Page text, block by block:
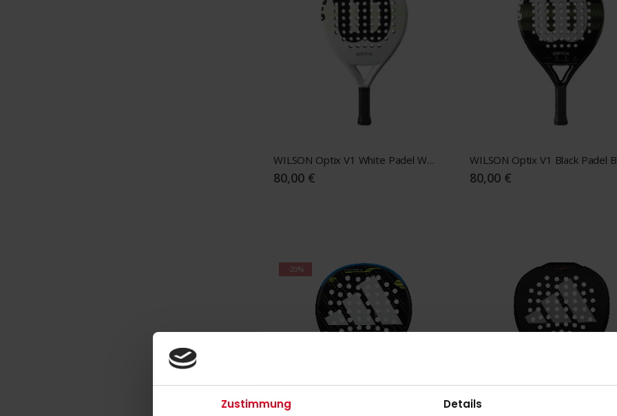
Zustimmung Details
WILSON Optix V1 White Padel WH FRM 2
80,00 € 80,00 €
-20%